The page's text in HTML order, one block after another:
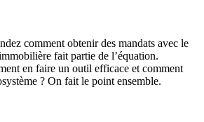
comment obtenir des mandats avec le
fait partie de l’équation.
en faire un outil efficace et comment
? On fait le point ensemble.